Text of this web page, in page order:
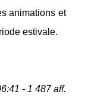
animations et
estivale.
- 1 487 aff.